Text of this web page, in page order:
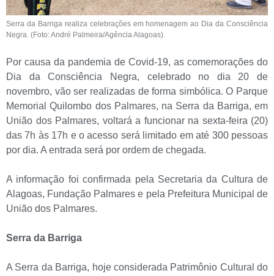
Serra da Barriga realiza celebrações em homenagem ao Dia da Consciência
Negra. (Foto: André Palmeira/Agência Alagoas).
Por causa da pandemia de Covid-19, as comemorações do
Dia da Consciência Negra, celebrado no dia 20 de
novembro, vão ser realizadas de forma simbólica. O Parque
Memorial Quilombo dos Palmares, na Serra da Barriga, em
União dos Palmares, voltará a funcionar na sexta-feira (20)
das 7h às 17h e o acesso será limitado em até 300 pessoas
por dia. A entrada será por ordem de chegada.
A informação foi confirmada pela Secretaria da Cultura de
Alagoas, Fundação Palmares e pela Prefeitura Municipal de
União dos Palmares.
Serra da Barriga
A Serra da Barriga, hoje considerada Patrimônio Cultural do